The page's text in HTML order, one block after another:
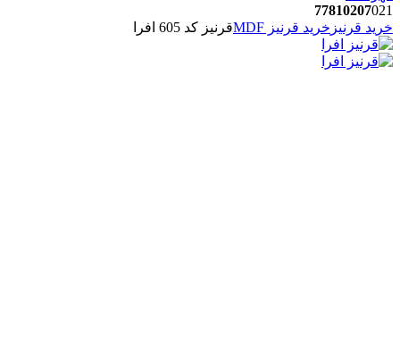
77810207021
خرید قرنیز خرید قرنیز MDF قرنیز کد 605 افرا